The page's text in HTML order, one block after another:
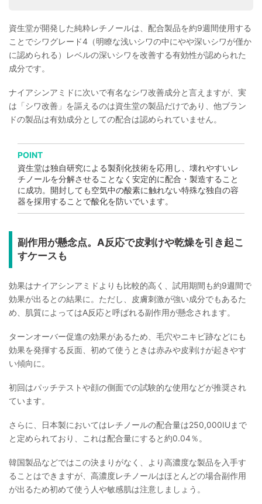
資生堂が開発した純粋レチノールは、配合製品を約9週間使用する
ことでシワグレード4（明瞭な浅いシワの中にやや深いシワが僅か
に認められる）レベルの深いシワを改善する有効性が認められた
成分です。
ナイアシンアミドに次いで有名なシワ改善成分と言えますが、実
は「シワ改善」を謳えるのは資生堂の製品だけであり、他ブラン
ドの製品は有効成分としての配合は認められていません。
POINT
資生堂は独自研究による製剤化技術を応用し、壊れやすいレ
チノールを分解させることなく安定的に配合・製造すること
に成功。開封しても空気中の酸素に触れない特殊な独自の容
器を採用することで酸化を防いでいます。
副作用が懸念点。A反応で皮剥けや乾燥を引き起こ
すケースも
効果はナイアシンアミドよりも比較的高く、試用期間も約9週間で
効果が出るとの結果に。ただし、皮膚刺激が強い成分でもあるた
め、肌質によってはA反応と呼ばれる副作用が懸念されます。
ターンオーバー促進の効果があるため、毛穴やニキビ跡などにも
効果を発揮する反面、初めて使うときは赤みや皮剥けが起きやす
い傾向に。
初回はパッチテストや顔の側面での試験的な使用などが推奨され
ています。
さらに、日本製においてはレチノールの配合量は250,000IUまで
と定められており、これは配合量にすると約0.04％。
韓国製品などではこの決まりがなく、より高濃度な製品を入手す
ることはできますが、高濃度レチノールはほとんどの場合副作用
が出るため初めて使う人や敏感肌は注意しましょう。